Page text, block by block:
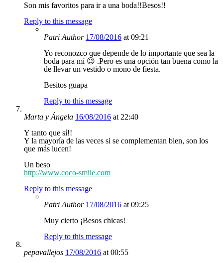
Son mis favoritos para ir a una boda!!Besos!!
Reply to this message
Patri Author 17/08/2016 at 09:21
Yo reconozco que depende de lo importante que sea la
boda para mí 😉 .Pero es una opción tan buena como la
de llevar un vestido o mono de fiesta.
Besitos guapa
Reply to this message
Marta y Ángela 16/08/2016 at 22:40
Y tanto que sí!!
Y la mayoría de las veces si se complementan bien, son los
que más lucen!
Un beso
http://www.coco-smile.com
Reply to this message
Patri Author 17/08/2016 at 09:25
Muy cierto ¡Besos chicas!
Reply to this message
pepavallejos 17/08/2016 at 00:55